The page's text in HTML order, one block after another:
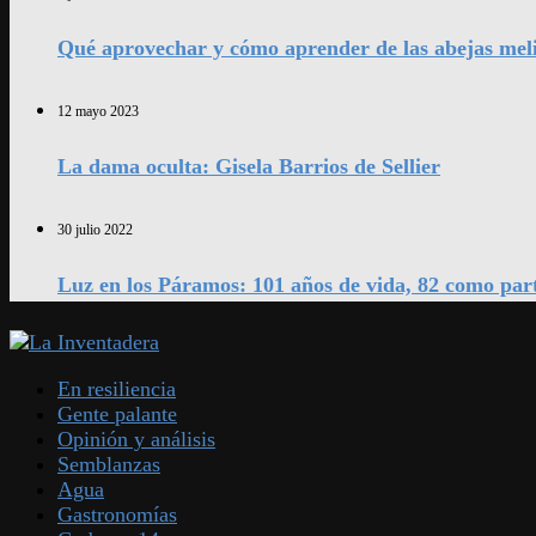
Qué aprovechar y cómo aprender de las abejas
12 mayo 2023
La dama oculta: Gisela Barrios de Sellier
30 julio 2022
Luz en los Páramos: 101 años de vida, 82 como
En resiliencia
Gente palante
Opinión y análisis
Semblanzas
Agua
Gastronomías